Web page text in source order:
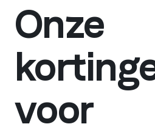
Onze
voor